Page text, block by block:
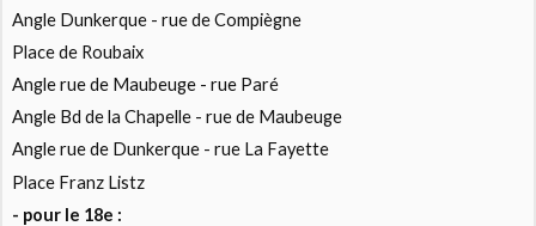
Angle Dunkerque - rue de Compiègne
Place de Roubaix
Angle rue de Maubeuge - rue Paré
Angle Bd de la Chapelle - rue de Maubeuge
Angle rue de Dunkerque - rue La Fayette
Place Franz Listz
- pour le 18e :